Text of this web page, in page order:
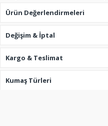
Ürün Değerlendirmeleri
Değişim & İptal
Kargo & Teslimat
Kumaş Türleri